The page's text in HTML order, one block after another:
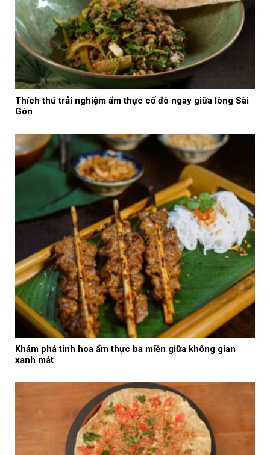
Thích thú trải nghiệm ẩm thực cố đô ngay giữa lòng Sài
Gòn
Khám phá tinh hoa ẩm thực ba miền giữa không gian
xanh mát